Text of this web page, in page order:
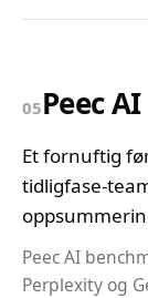
05Peec AI
Et fornuftig
tidligfase-
Peec AI
Perplexity og